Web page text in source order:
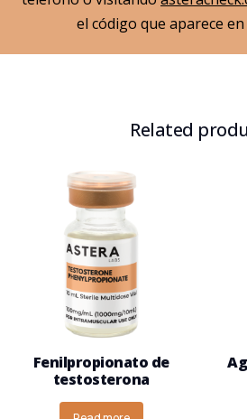
el código que aparece
Related
Fenilpropionato de
testosterona